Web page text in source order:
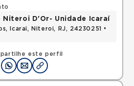
este perfil
Niteroi D'Or- Unidade Icaraí
Icarai, Niteroi, RJ, 24230251 •